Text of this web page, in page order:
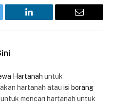
LinkedIn Email
Hartanah untuk
hartanah atau isi borang
untuk mencari hartanah untuk